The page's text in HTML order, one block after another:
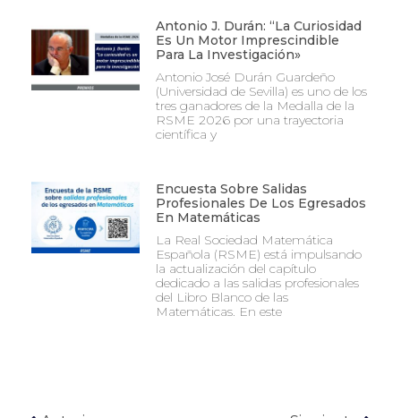
Antonio J. Durán: “La Curiosidad
Es Un Motor Imprescindible
Para La Investigación»
Antonio José Durán Guardeño
(Universidad de Sevilla) es uno de los
tres ganadores de la Medalla de la
RSME 2026 por una trayectoria
científica y
Encuesta Sobre Salidas
Profesionales De Los Egresados
En Matemáticas
La Real Sociedad Matemática
Española (RSME) está impulsando
la actualización del capítulo
dedicado a las salidas profesionales
del Libro Blanco de las
Matemáticas. En este